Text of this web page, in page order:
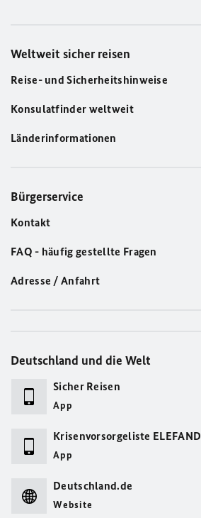
Weltweit sicher reisen
Reise- und Sicherheitshinweise
Konsulatfinder weltweit
Länderinformationen
Bürgerservice
Kontakt
FAQ - häufig gestellte Fragen
Adresse / Anfahrt
Deutschland und die Welt
Sicher Reisen
App
Krisenvorsorgeliste ELEFAND
App
Deutschland.de
Website